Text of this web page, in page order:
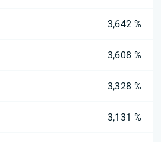
3,642 %
3,608 %
3,328 %
3,131 %